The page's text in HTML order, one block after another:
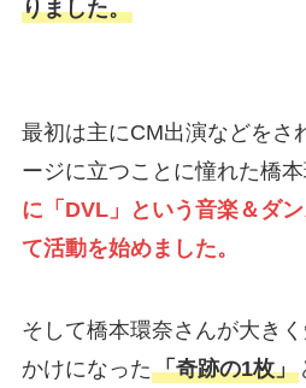
りました。
最初は主にCM出演などをさ
ージに立つことに憧れた橋本
に「DVL」という音楽＆ダ
て活動を始めました。
そして橋本環奈さんが大き
かけになった「奇跡の1枚」